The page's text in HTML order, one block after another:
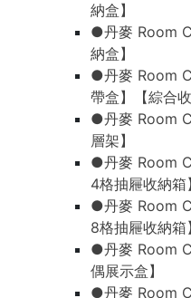
納盒】
●丹麥 Room
納盒】
●丹麥 Room
帶盒】【綜合收
●丹麥 Room
層架】
●丹麥 Room
4格抽屜收納箱】
●丹麥 Room
8格抽屜收納箱】
●丹麥 Room
偶展示盒】
●丹麥 Room